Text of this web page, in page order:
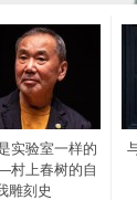
实验室一样的
村上春树的自
雕刻史